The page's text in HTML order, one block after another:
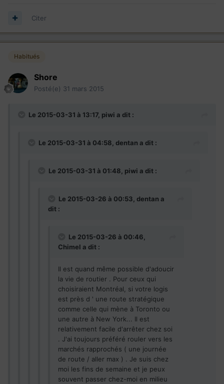
Citer
Habitués
Shore
Posté(e) 31 mars 2015
Le 2015-03-31 à 13:17, piwi a dit :
Le 2015-03-31 à 04:58, dentan a dit :
Le 2015-03-31 à 01:48, piwi a dit :
Le 2015-03-26 à 00:53, dentan a
dit :
Le 2015-03-26 à 00:46,
Chimel a dit :
Il est quand même possible d'adoucir
la vie de routier . Pour ceux qui
choisiraient Montréal, si votre logis
est près d ' une route stratégique
comme celle qui mène à Toronto ou
une autre à New York... Il est
relativement facile d'arrêter chez soi
. J'ai toujours préféré rouler vers les
marchés rapprochés ( une journée
de route / aller max ) . Je suis chez
moi les fins de semaine et je peux
souvent passer chez-moi en milieu